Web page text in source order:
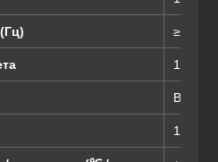
≥ 1500
12-
Видео